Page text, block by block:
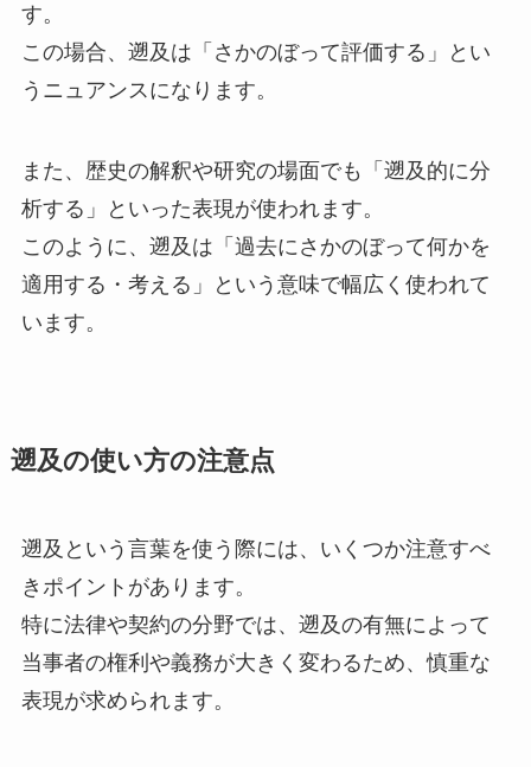
す。
この場合、遡及は「さかのぼって評価する」とい
うニュアンスになります。
また、歴史の解釈や研究の場面でも「遡及的に分
析する」といった表現が使われます。
このように、遡及は「過去にさかのぼって何かを
適用する・考える」という意味で幅広く使われて
います。
遡及の使い方の注意点
遡及という言葉を使う際には、いくつか注意すべ
きポイントがあります。
特に法律や契約の分野では、遡及の有無によって
当事者の権利や義務が大きく変わるため、慎重な
表現が求められます。